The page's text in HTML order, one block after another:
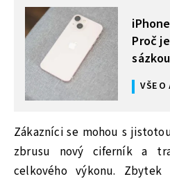
MOHLO BY VÁS ZAJÍMAT
Proč
VŠE O
Zákazníci se mohou s
zbrusu nový ciferník a
celkového výkonu. Zbytek